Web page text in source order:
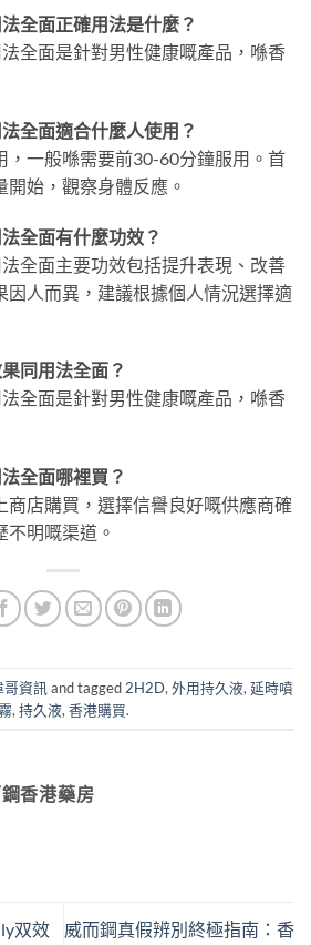
全面正確用法是什麼？
全面是針對男性健康嘅產品，喺香
全面適合什麼人使用？
，一般喺需要前30-60分鐘服用。首
始，觀察身體反應。
全面有什麼功效？
全面主要功效包括提升表現、改善
因人而異，建議根據個人情況選擇適
同用法全面？
全面是針對男性健康嘅產品，喺香
全面哪裡買？
商店購買，選擇信譽良好嘅供應商確
明嘅渠道。
哥資訊 and tagged 2H2D, 外用持久液, 延時噴
, 持久液, 香港購買.
香港藥房
双效
威而鋼真假辨別終極指南：香